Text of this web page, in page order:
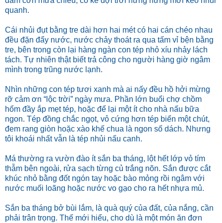
quanh.
Cái nhủi đụt bằng tre dài hơn hai mét có hai cán chéo nhau
đều đặn đẩy nước, nước chảy thoát ra qua tấm vỉ bện bằng
tre, bên trong còn lại hàng ngàn con tép nhỏ xíu nhảy lách
tách. Tự nhiên thật biết trả công cho người hàng giờ ngâm
mình trong trũng nước lạnh.
Nhìn những con tép tươi xanh mà ai nấy đều hồ hởi mừng
rỡ cảm ơn “lộc trời” ngày mưa. Phần lớn buổi chợ chồm
hổm đầy ắp mẹt tép, hoặc để lại một ít cho nhà nấu bữa
ngon. Tép đồng chắc ngọt, vỏ cứng hơn tép biển một chút,
đem rang giòn hoặc xào khế chua là ngon số dách. Nhưng
tôi khoái nhất vẫn là tép nhủi nấu canh.
Má thường ra vườn đào ít sắn ba tháng, lột hết lớp vỏ tím
thẫm bên ngoài, rửa sạch từng củ trắng nõn. Sắn được cắt
khúc nhỏ bằng đốt ngón tay hoặc bào mỏng rồi ngâm với
nước muối loãng hoặc nước vo gạo cho ra hết nhựa mủ.
Sắn ba tháng bở bùi lắm, là quà quý của đất, của nắng, cần
phải trân trọng. Thế mới hiểu, cho dù là một món ăn đơn